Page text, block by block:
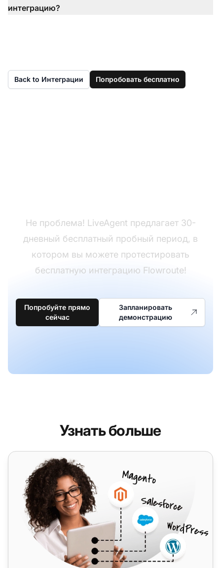
интеграцию?
Back to Интеграции Попробовать бесплатно
Не проблема! LiveAgent предлагает 30-
дневный бесплатный пробный период, в
котором вы можете протестировать
бесплатную интеграцию Flowroute!
Попробуйте прямо
сейчас
Запланировать
демонстрацию
Узнать больше
Flow7